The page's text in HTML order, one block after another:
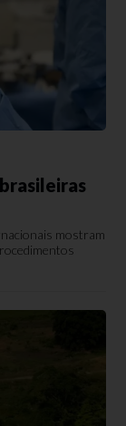
mostram